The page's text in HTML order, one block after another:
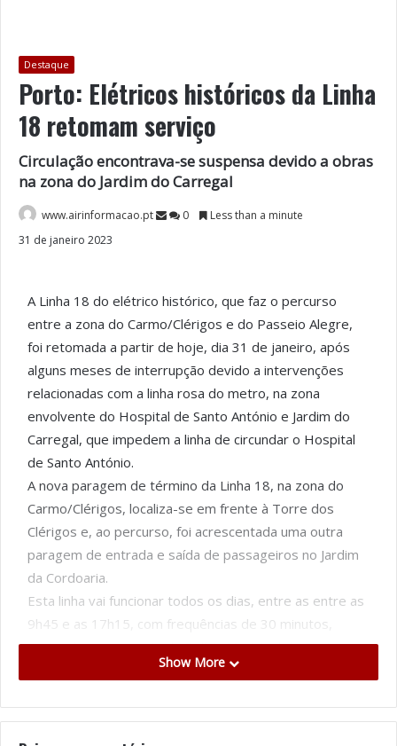
Destaque
Porto: Elétricos históricos da Linha
18 retomam serviço
Circulação encontrava-se suspensa devido a obras
na zona do Jardim do Carregal
www.airinformacao.pt 0
Less than a minute
31 de janeiro 2023
A Linha 18 do elétrico histórico, que faz o percurso
entre a zona do Carmo/Clérigos e do Passeio Alegre,
foi retomada a partir de hoje, dia 31 de janeiro, após
alguns meses de interrupção devido a intervenções
relacionadas com a linha rosa do metro, na zona
envolvente do Hospital de Santo António e Jardim do
Carregal, que impedem a linha de circundar o Hospital
de Santo António.
A nova paragem de término da Linha 18, na zona do
Carmo/Clérigos, localiza-se em frente à Torre dos
Clérigos e, ao percurso, foi acrescentada uma outra
paragem de entrada e saída de passageiros no Jardim
da Cordoaria.
Esta linha vai funcionar todos os dias, entre as entre as
9h45 e as 17h15, com frequências de 30 minutos,
contando com o apoio da Polícia Municipal do Porto
para o atravessamento em contra sentido no troço da
“A Linha 18 proporciona aos passageiros uma viagem
Show More